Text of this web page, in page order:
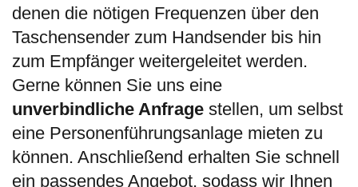
denen die nötigen Frequenzen über den
Taschensender zum Handsender bis hin
zum Empfänger weitergeleitet werden.
Gerne können Sie uns eine
unverbindliche Anfrage stellen, um selbst
eine Personenführungsanlage mieten zu
können. Anschließend erhalten Sie schnell
ein passendes Angebot, sodass wir Ihnen